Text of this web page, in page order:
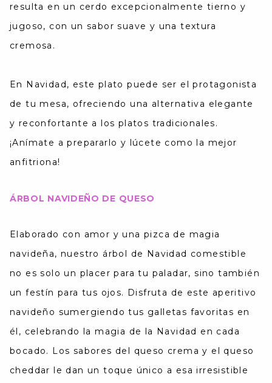
resulta en un cerdo excepcionalmente tierno y
jugoso, con un sabor suave y una textura
cremosa.
En Navidad, este plato puede ser el protagonista
de tu mesa, ofreciendo una alternativa elegante
y reconfortante a los platos tradicionales.
¡Anímate a prepararlo y lúcete como la mejor
anfitriona!
ÁRBOL NAVIDEÑO DE QUESO
Elaborado con amor y una pizca de magia
navideña, nuestro árbol de Navidad comestible
no es solo un placer para tu paladar, sino también
un festín para tus ojos. Disfruta de este aperitivo
navideño sumergiendo tus galletas favoritas en
él, celebrando la magia de la Navidad en cada
bocado. Los sabores del queso crema y el queso
cheddar le dan un toque único a esa irresistible